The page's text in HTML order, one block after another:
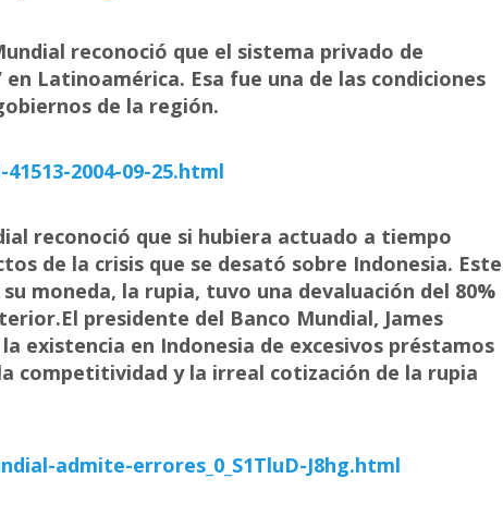
reconoció que el sistema privado de
Latinoamérica. Esa fue una de las condiciones
de la región.
2004-09-25.html
reconoció que si hubiera actuado a tiempo
de la crisis que se desató sobre Indonesia. Este
moneda, la rupia, tuvo una devaluación del 80%
presidente del Banco Mundial, James
existencia en Indonesia de excesivos préstamos
competitividad y la irreal cotización de la rupia
admite-errores_0_S1TluD-J8hg.html